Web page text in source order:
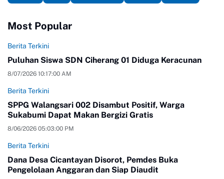
Most Popular
Berita Terkini
Puluhan Siswa SDN Ciherang 01 Diduga Keracunan
8/07/2026 10:17:00 AM
Berita Terkini
SPPG Walangsari 002 Disambut Positif, Warga
Sukabumi Dapat Makan Bergizi Gratis
8/06/2026 05:03:00 PM
Berita Terkini
Dana Desa Cicantayan Disorot, Pemdes Buka
Pengelolaan Anggaran dan Siap Diaudit